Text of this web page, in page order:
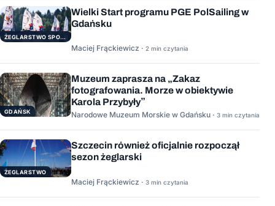
ŻEGLARSTWO SPORTOWE
Wielki Start programu PGE PolSailing w
Gdańsku
Maciej Frąckiewicz · 2 min czytania
GDAŃSK
Muzeum zaprasza na „Zakaz
fotografowania. Morze w obiektywie
Karola Przybyły”
Narodowe Muzeum Morskie w Gdańsku · 3 min czytania
ŻEGLARSTWO
Szczecin również oficjalnie rozpoczął
sezon żeglarski
Maciej Frąckiewicz · 3 min czytania